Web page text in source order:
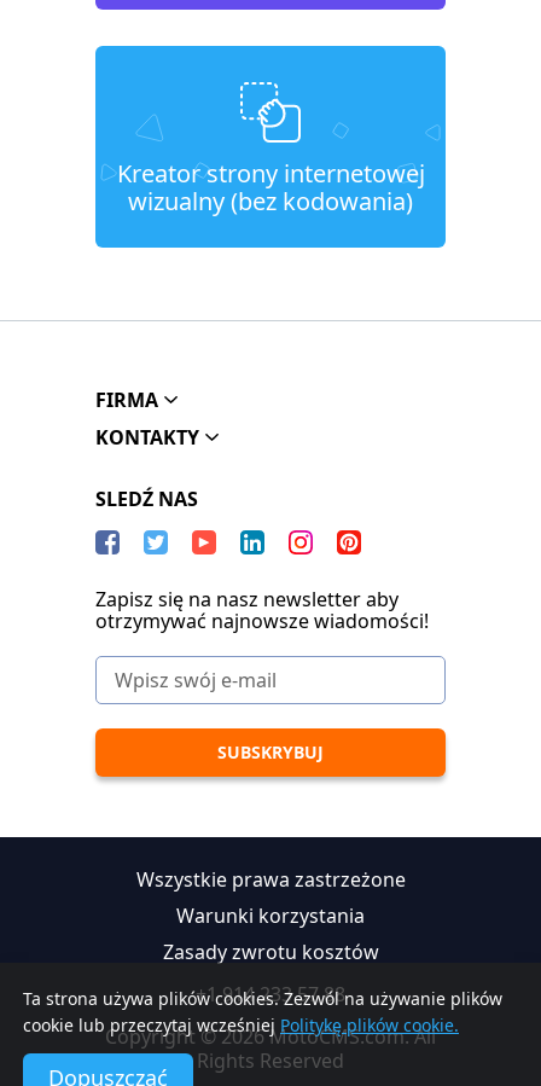
Kreator strony internetowej
wizualny (bez kodowania)
Ta strona używa plików cookies. Zezwól na używanie plików
cookie lub przeczytaj wcześniej Politykę plików cookie.
Dopuszczać
FIRMA
KONTAKTY
SLEDŹ NAS
Zapisz się na nasz newsletter aby
otrzymywać najnowsze wiadomości!
Wszystkie prawa zastrzeżone
Warunki korzystania
Zasady zwrotu kosztów
+1 914 233 57 88
Copyright © 2026 MotoCMS.com. All
Rights Reserved